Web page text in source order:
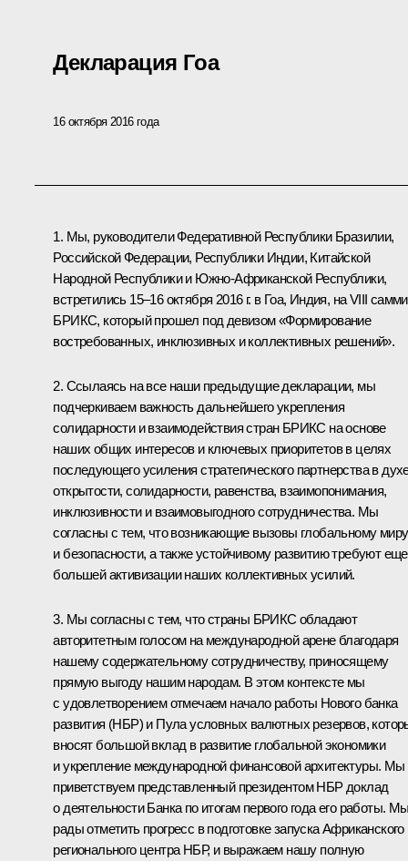
Декларация Гоа
16 октября 2016 года
1. Мы, руководители Федеративной Республики Бразилии,
Российской Федерации, Республики Индии, Китайской
Народной Республики и Южно-Африканской Республики,
встретились 15–16 октября 2016 г. в Гоа, Индия, на VIII
БРИКС, который прошел под девизом «Формирование
востребованных, инклюзивных и коллективных решений».
2. Ссылаясь на все наши предыдущие декларации, мы
подчеркиваем важность дальнейшего укрепления
солидарности и взаимодействия стран БРИКС на основе
наших общих интересов и ключевых приоритетов в целях
последующего усиления стратегического партнерства в
открытости, солидарности, равенства, взаимопонимания,
инклюзивности и взаимовыгодного сотрудничества. Мы
согласны с тем, что возникающие вызовы глобальному миру
и безопасности, а также устойчивому развитию требуют еще
большей активизации наших коллективных усилий.
3. Мы согласны с тем, что страны БРИКС обладают
авторитетным голосом на международной арене благодаря
нашему содержательному сотрудничеству, приносящему
прямую выгоду нашим народам. В этом контексте мы
с удовлетворением отмечаем начало работы Нового банка
развития (НБР) и Пула условных валютных резервов,
вносят большой вклад в развитие глобальной экономики
и укрепление международной финансовой архитектуры. Мы
приветствуем представленный президентом НБР доклад
о деятельности Банка по итогам первого года его работы.
рады отметить прогресс в подготовке запуска Африканского
регионального центра НБР, и выражаем нашу полную